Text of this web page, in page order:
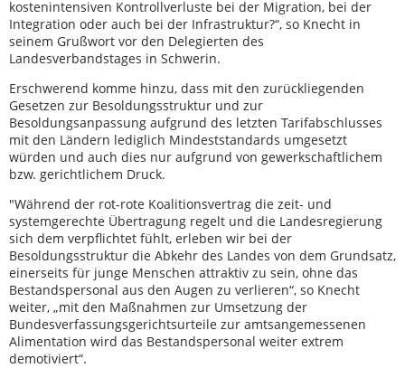
kostenintensiven Kontrollverluste bei der Migration, bei der
Integration oder auch bei der Infrastruktur?“, so Knecht in
seinem Grußwort vor den Delegierten des
Landesverbandstages in Schwerin.
Erschwerend komme hinzu, dass mit den zurückliegenden
Gesetzen zur Besoldungsstruktur und zur
Besoldungsanpassung aufgrund des letzten Tarifabschlusses
mit den Ländern lediglich Mindeststandards umgesetzt
würden und auch dies nur aufgrund von gewerkschaftlichem
bzw. gerichtlichem Druck.
"Während der rot-rote Koalitionsvertrag die zeit- und
systemgerechte Übertragung regelt und die Landesregierung
sich dem verpflichtet fühlt, erleben wir bei der
Besoldungsstruktur die Abkehr des Landes von dem Grundsatz,
einerseits für junge Menschen attraktiv zu sein, ohne das
Bestandspersonal aus den Augen zu verlieren“, so Knecht
weiter, „mit den Maßnahmen zur Umsetzung der
Bundesverfassungsgerichtsurteile zur amtsangemessenen
Alimentation wird das Bestandspersonal weiter extrem
demotiviert“.